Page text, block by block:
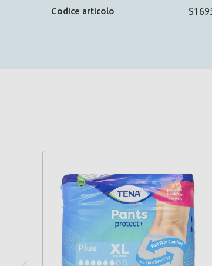
Codice articolo